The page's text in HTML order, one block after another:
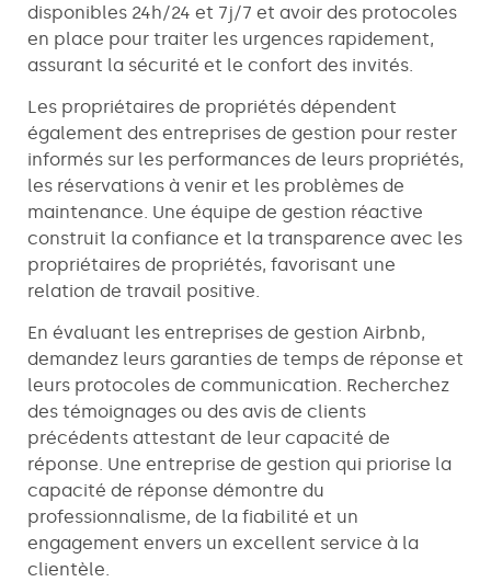
disponibles 24h/24 et 7j/7 et avoir des protocoles
en place pour traiter les urgences rapidement,
assurant la sécurité et le confort des invités.
Les propriétaires de propriétés dépendent
également des entreprises de gestion pour rester
informés sur les performances de leurs propriétés,
les réservations à venir et les problèmes de
maintenance. Une équipe de gestion réactive
construit la confiance et la transparence avec les
propriétaires de propriétés, favorisant une
relation de travail positive.
En évaluant les entreprises de gestion Airbnb,
demandez leurs garanties de temps de réponse et
leurs protocoles de communication. Recherchez
des témoignages ou des avis de clients
précédents attestant de leur capacité de
réponse. Une entreprise de gestion qui priorise la
capacité de réponse démontre du
professionnalisme, de la fiabilité et un
engagement envers un excellent service à la
clientèle.